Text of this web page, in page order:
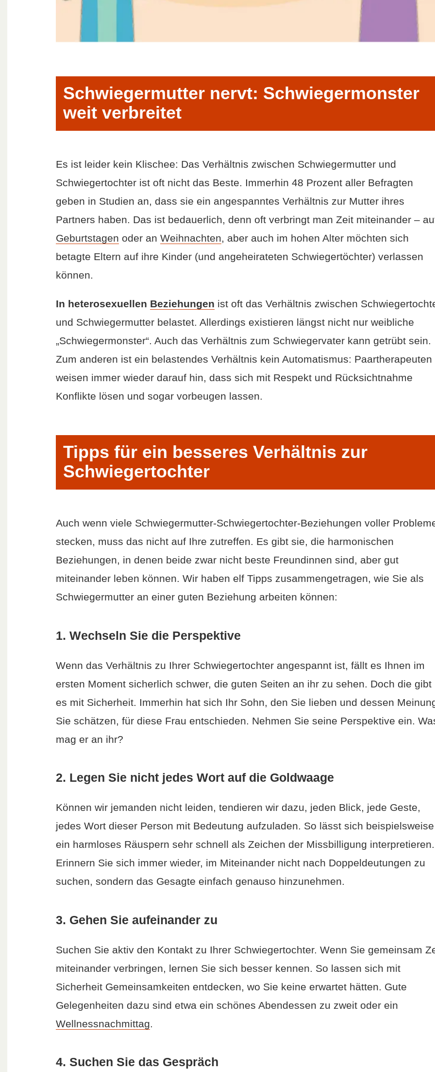
Schwiegermutter nervt: Schwiegermonster
weit verbreitet
Es ist leider kein Klischee: Das Verhältnis zwischen Schwiegermutter und
Schwiegertochter ist oft nicht das Beste. Immerhin 48 Prozent aller Befragten
geben in Studien an, dass sie ein angespanntes Verhältnis zur Mutter ihres
Partners haben. Das ist bedauerlich, denn oft verbringt man Zeit miteinander –
Geburtstagen oder an Weihnachten, aber auch im hohen Alter möchten sich
betagte Eltern auf ihre Kinder (und angeheirateten Schwiegertöchter) verlassen
können.
In heterosexuellen Beziehungen ist oft das Verhältnis zwischen
und Schwiegermutter belastet. Allerdings existieren längst nicht nur weibliche
„Schwiegermonster“. Auch das Verhältnis zum Schwiegervater kann getrübt sein.
Zum anderen ist ein belastendes Verhältnis kein Automatismus: Paartherapeuten
weisen immer wieder darauf hin, dass sich mit Respekt und Rücksichtnahme
Konflikte lösen und sogar vorbeugen lassen.
Tipps für ein besseres Verhältnis zur
Schwiegertochter
Auch wenn viele Schwiegermutter-Schwiegertochter-Beziehungen voller
stecken, muss das nicht auf Ihre zutreffen. Es gibt sie, die harmonischen
Beziehungen, in denen beide zwar nicht beste Freundinnen sind, aber gut
miteinander leben können. Wir haben elf Tipps zusammengetragen, wie Sie als
Schwiegermutter an einer guten Beziehung arbeiten können:
1. Wechseln Sie die Perspektive
Wenn das Verhältnis zu Ihrer Schwiegertochter angespannt ist, fällt es Ihnen im
ersten Moment sicherlich schwer, die guten Seiten an ihr zu sehen. Doch die gibt
es mit Sicherheit. Immerhin hat sich Ihr Sohn, den Sie lieben und dessen
Sie schätzen, für diese Frau entschieden. Nehmen Sie seine Perspektive ein.
mag er an ihr?
2. Legen Sie nicht jedes Wort auf die Goldwaage
Können wir jemanden nicht leiden, tendieren wir dazu, jeden Blick, jede Geste,
jedes Wort dieser Person mit Bedeutung aufzuladen. So lässt sich beispielsweise
ein harmloses Räuspern sehr schnell als Zeichen der Missbilligung interpretieren.
Erinnern Sie sich immer wieder, im Miteinander nicht nach Doppeldeutungen zu
suchen, sondern das Gesagte einfach genauso hinzunehmen.
3. Gehen Sie aufeinander zu
Suchen Sie aktiv den Kontakt zu Ihrer Schwiegertochter. Wenn Sie gemeinsam
miteinander verbringen, lernen Sie sich besser kennen. So lassen sich mit
Sicherheit Gemeinsamkeiten entdecken, wo Sie keine erwartet hätten. Gute
Gelegenheiten dazu sind etwa ein schönes Abendessen zu zweit oder ein
Wellnessnachmittag.
4. Suchen Sie das Gespräch